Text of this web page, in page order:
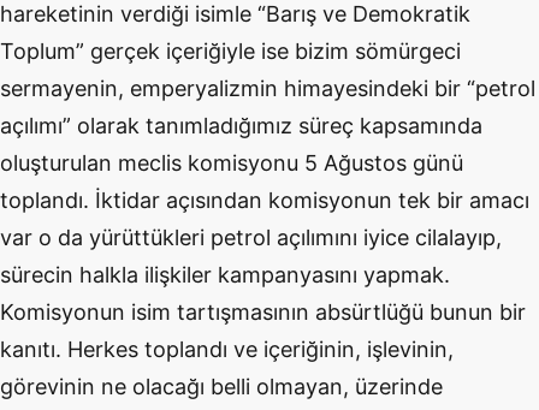
hareketinin verdiği isimle “Barış ve Demokratik
Toplum” gerçek içeriğiyle ise bizim sömürgeci
sermayenin, emperyalizmin himayesindeki bir “petrol
açılımı” olarak tanımladığımız süreç kapsamında
oluşturulan meclis komisyonu 5 Ağustos günü
toplandı. İktidar açısından komisyonun tek bir amacı
var o da yürüttükleri petrol açılımını iyice cilalayıp,
sürecin halkla ilişkiler kampanyasını yapmak.
Komisyonun isim tartışmasının absürtlüğü bunun bir
kanıtı. Herkes toplandı ve içeriğinin, işlevinin,
görevinin ne olacağı belli olmayan, üzerinde